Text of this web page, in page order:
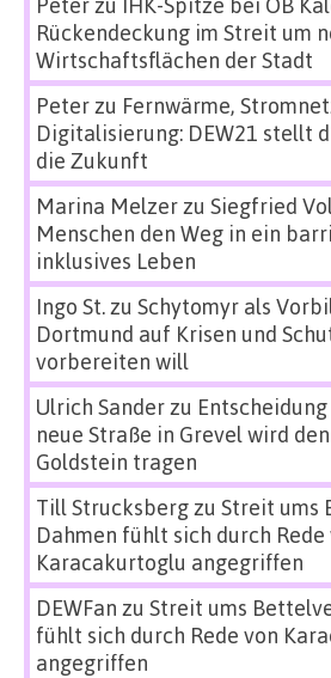
Rückendeckung im Streit um
Wirtschaftsflächen der Stadt
Peterzu Fernwärme,
Digitalisierung: DEW21 stellt
die Zukunft
Marina Melzerzu Siegfried
Menschen den Weg in ein
inklusives Leben
Ingo St.zu Schytomyr als
Dortmund auf Krisen und
vorbereiten will
Ulrich Sanderzu
neue Straße in Grevel wird
Goldstein tragen
Till Strucksbergzu Streit ums
Dahmen fühlt sich durch Rede
Karacakurtoglu angegriffen
DEWFan zu Streit ums
fühlt sich durch Rede von
angegriffen